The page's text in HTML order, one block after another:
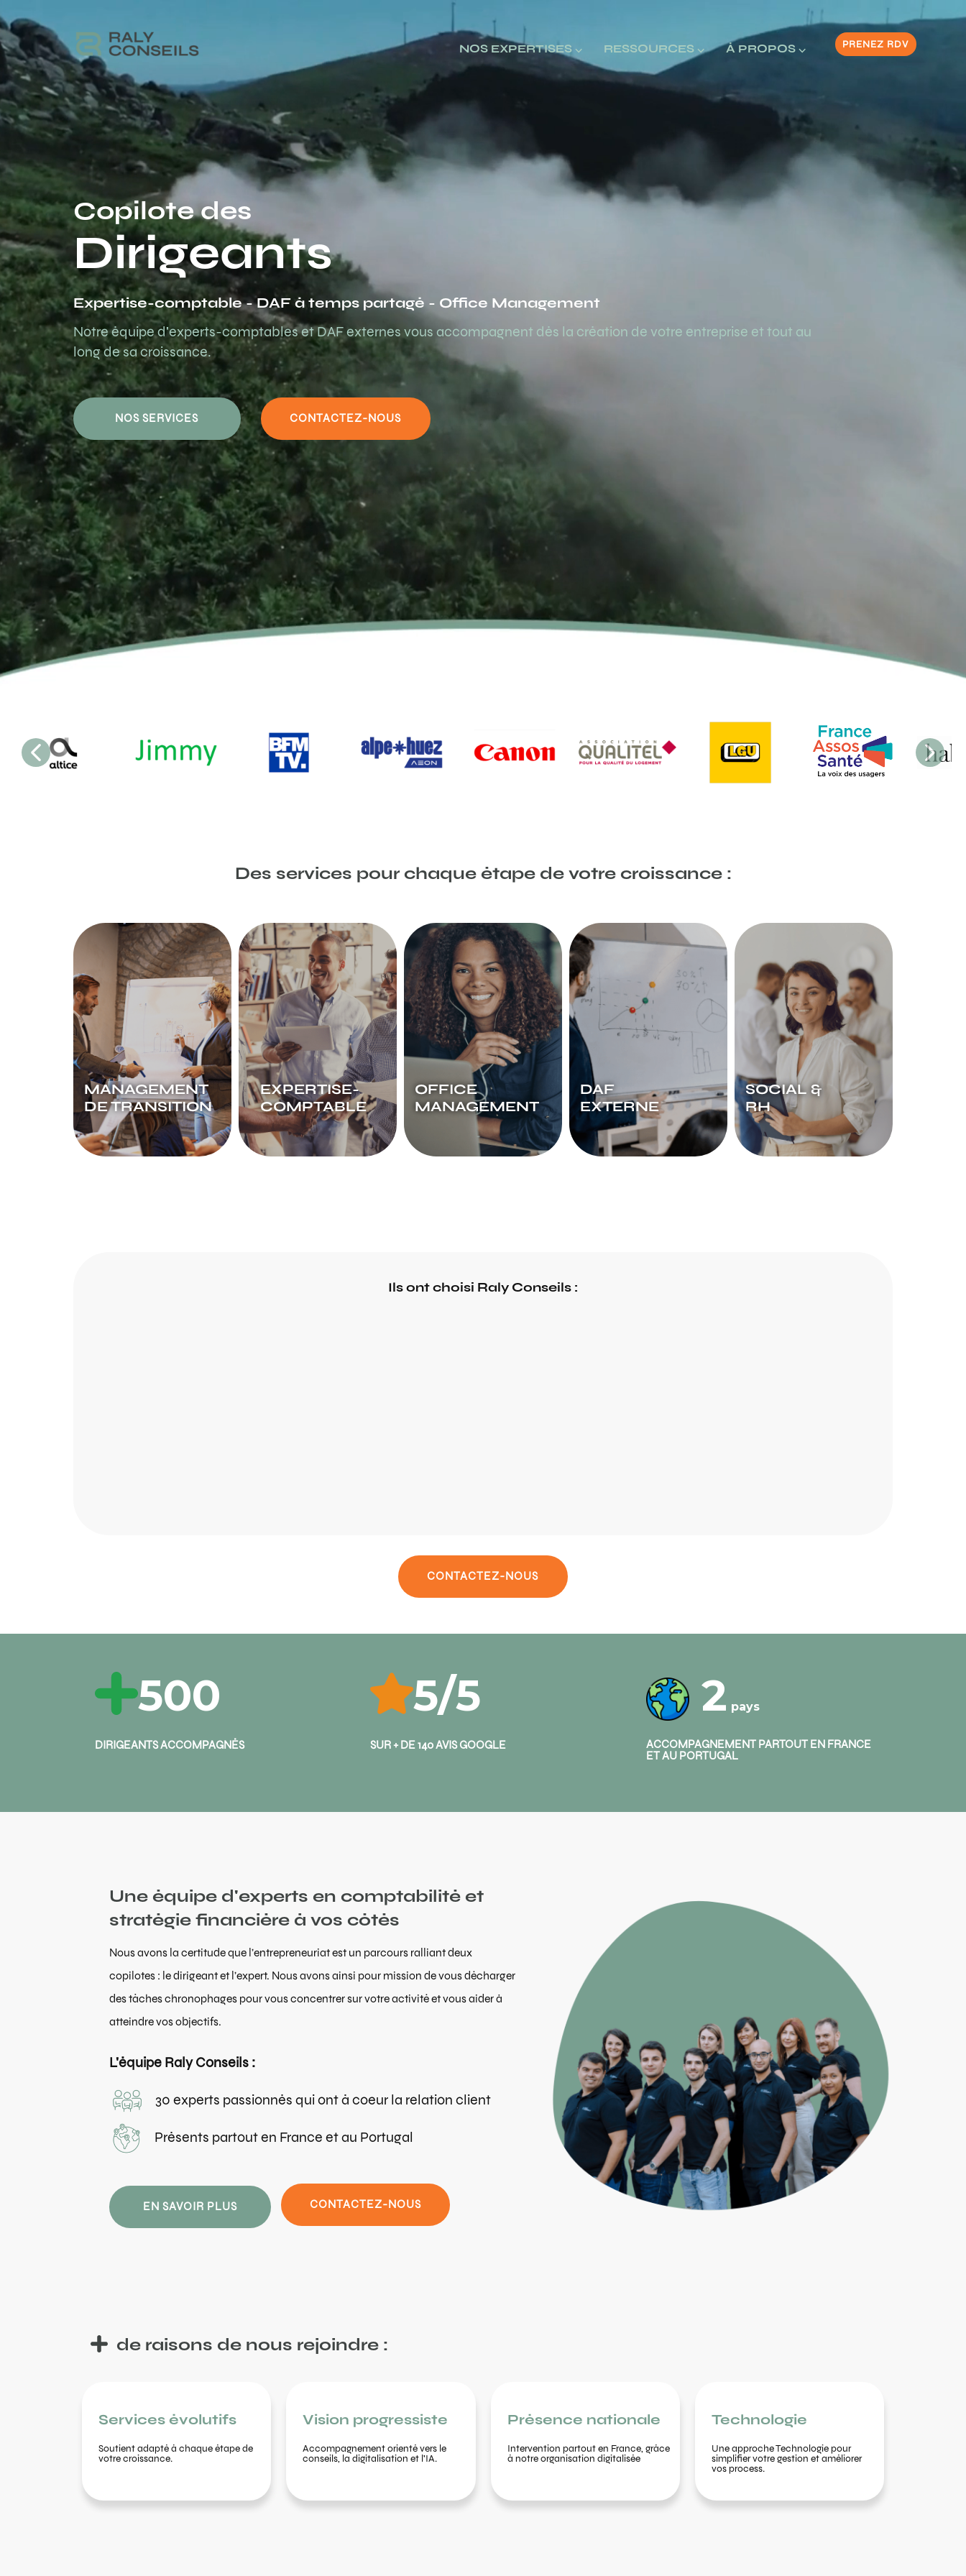
PRENEZ RDV
NOS EXPERTISES ⌵ RESSOURCES ⌵ À PROPOS ⌵
Copilote des
Dirigeants
Expertise-comptable - DAF à temps partagé - Office Management
Notre équipe d'experts-comptables et DAF externes vous accompagnent dès la création de votre entreprise et tout au
long de sa croissance.
NOS SERVICES CONTACTEZ-NOUS
Des services pour chaque étape de votre croissance :
MANAGEMENT
DE TRANSITION
EXPERTISE-
COMPTABLE
OFFICE
MANAGEMENT
DAF
EXTERNE
SOCIAL &
RH
Ils ont choisi Raly Conseils :
CONTACTEZ-NOUS
500
DIRIGEANTS ACCOMPAGNÉS
5/5
SUR + DE 140 AVIS GOOGLE
2 pays
ACCOMPAGNEMENT PARTOUT EN FRANCE
ET AU PORTUGAL
Une équipe d'experts en comptabilité et
stratégie financiè​re à vos côtés
Nous avons la certitude que l’entrepreneuriat est un parcours ralliant deux
copilotes : le dirigeant et l’expert. Nous avons ainsi pour mission de vous décharger
des tâches chronophages pour vous concentrer sur votre activité et vous aider à
atteindre vos objectifs.
L'équipe Raly Conseils :
30 experts passionnés qui ont à coeur la relation client
Présents partout en France et au Portugal
EN SAVOIR PLUS CONTACTEZ-NOUS
de raisons de nous rejoindre :
Services évolutifs
Soutient adapté à chaque étape de
votre croissance.
Vision progressiste
Accompagnement orienté vers le
conseils​, la digitalisation et l'IA.
Présence nationale
Intervention partout en France, grâce
à notre organisation digitalisée
Technologie
Une approche Technologie pour
simplifier votre gestion et améliorer
vos process.